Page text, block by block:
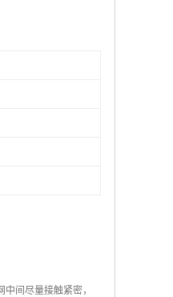
间尽量接触紧密，